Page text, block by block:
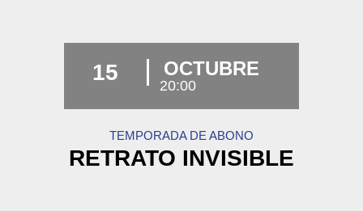
15 OCTUBRE
20:00
TEMPORADA DE ABONO
RETRATO INVISIBLE